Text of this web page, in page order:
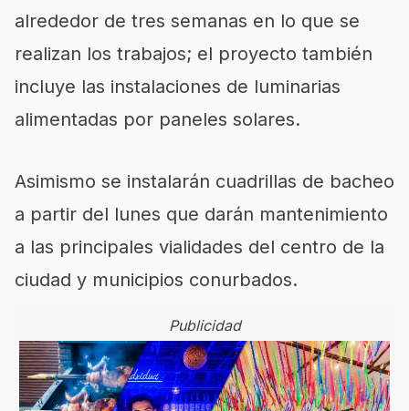
alrededor de tres semanas en lo que se
realizan los trabajos; el proyecto también
incluye las instalaciones de luminarias
alimentadas por paneles solares.
Asimismo se instalarán cuadrillas de bacheo
a partir del lunes que darán mantenimiento
a las principales vialidades del centro de la
ciudad y municipios conurbados.
Publicidad